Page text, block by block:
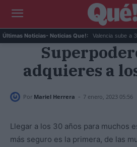
Últimas Noticias- Noticias Que!:
El precio de la vivienda en Valencia sube a 3.485 ...
adquieres a
Por Mariel Herrera - 7 enero, 2023 05:56
Llegar a los 30 años para muchos
más seguro es la primera, de las